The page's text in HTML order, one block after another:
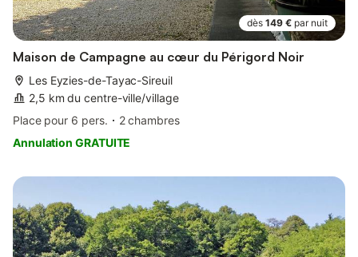
dès 149 € par nuit
Maison de Campagne au cœur du Périgord Noir
Les Eyzies-de-Tayac-Sireuil
2,5 km du centre-ville/village
Place pour 6 pers.
2 chambres
Annulation GRATUITE